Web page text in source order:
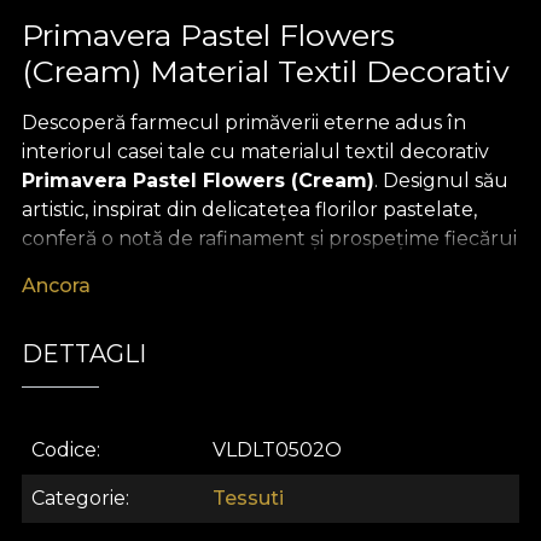
Primavera Pastel Flowers
(Cream) Material Textil Decorativ
Descoperă farmecul primăverii eterne adus în
interiorul casei tale cu materialul textil decorativ
Primavera Pastel Flowers (Cream). Designul său
artistic, inspirat din delicatețea florilor pastelate,
conferă o notă de rafinament și prospețime fiecărui
pictate manual se împletesc armonios, creând un
operă de artă ce transformă orice încăpere într-un
sanctuar al frumuseții naturale.
versatilitatea sa excepțională. Îl poți utiliza pentru a
crea draperii spectaculoase care filtrează lumina
într-un mod blând, pentru a personaliza mobilierul
Ancora
DETTAGLI
Codice VLDLT0502O
Categorie Tessuti